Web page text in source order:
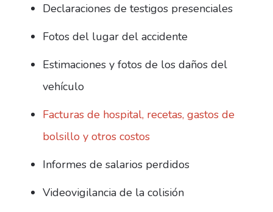
Declaraciones de testigos presenciales
Fotos del lugar del accidente
Estimaciones y fotos de los daños del
vehículo
Facturas de hospital, recetas, gastos de
bolsillo y otros costos
Informes de salarios perdidos
Videovigilancia de la colisión